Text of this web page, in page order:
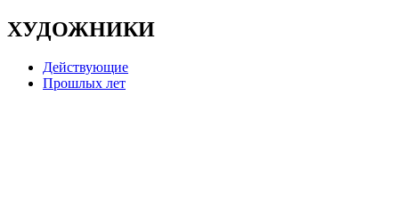
ХУДОЖНИКИ
Действующие
Прошлых лет